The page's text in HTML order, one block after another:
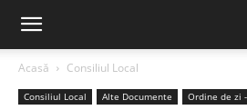
Acasă Consiliul Local
Consiliul Local Alte Documente Ordine de zi